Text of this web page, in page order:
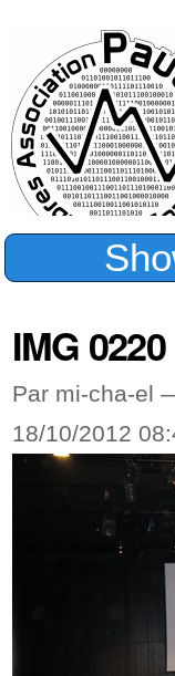
IMG 0220
Par mi-cha-el
18/10/2012